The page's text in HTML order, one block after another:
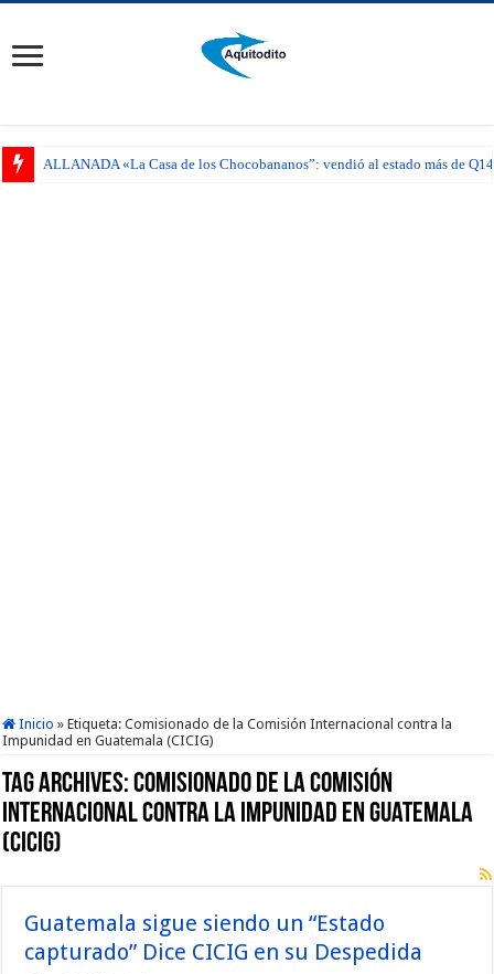
ALLANADA «La Casa de los Chocobananos”: vendió al estado más de
Inicio » Etiqueta:Comisionado de la Comisión Internacional contra la
Impunidad en Guatemala (CICIG)
Tag Archives:Comisionado de la Comisión
Internacional contra la Impunidad en Guatemala
(CICIG)
Guatemala sigue siendo un “Estado
capturado” Dice CICIG en su Despedida